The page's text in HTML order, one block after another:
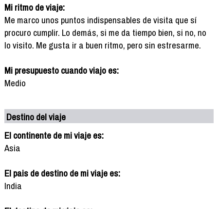
Mi ritmo de viaje:
Me marco unos puntos indispensables de visita que sí
procuro cumplir. Lo demás, si me da tiempo bien, si no, no
lo visito. Me gusta ir a buen ritmo, pero sin estresarme.
Mi presupuesto cuando viajo es:
Medio
Destino del viaje
El continente de mi viaje es:
Asia
El pais de destino de mi viaje es:
India